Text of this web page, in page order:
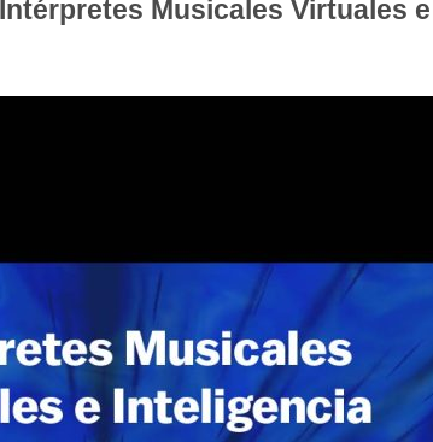
Musicales Virtuales